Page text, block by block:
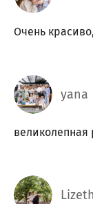
Очень
yana
великолепная
Lizeth